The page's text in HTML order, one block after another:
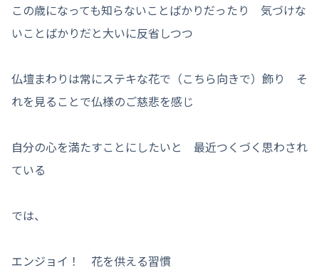
この歳になっても知らないことばかりだったり 気づけな
いことばかりだと大いに反省しつつ
仏壇まわりは常にステキな花で（こちら向きで）飾り そ
れを見ることで仏様のご慈悲を感じ
自分の心を満たすことにしたいと 最近つくづく思わされ
ている
では、
エンジョイ！ 花を供える習慣